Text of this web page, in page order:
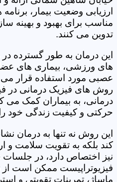
ارزیابی وضعیت بیمار،
مناسب برای بهبود و بهینه
تدوین می کنند.
این درمان به طور گسترده
های ورزشی، بیماری های
عصبی مورد استفاده قرار می
روش های فیزیک درمانی در
درمانی، به بیماران کمک می
حرکتی و کیفیت زندگی خود را
این روش نه تنها به درمان
کند بلکه به تقویت سلامت و
نیز اختصاص دارد، در جلسات
فیزیوتراپیست ممکن است از
ماساژ، تمرینات تقویتی و